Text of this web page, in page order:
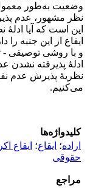
وضعیت به‌طور
نظر مشهور، عدم
این است که آیا
ایقاع از این جنبه
و با روشی توصیفی -
ادلۀ پذیرفته نشدن
نظریۀ پذیرش عدم
می‌کنیم.
کلیدواژه‌ها
اراده؛ ایقاع؛ ایقاع
حقوقی
مراجع